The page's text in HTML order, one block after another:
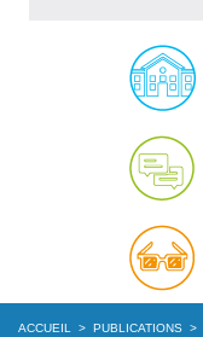
ACCUEIL > PUBLICATIONS >